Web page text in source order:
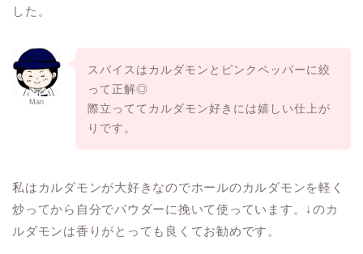
した。
Mari
スパイスはカルダモンとピンクペッパーに絞
って正解◎
際立っててカルダモン好きには嬉しい仕上が
りです。
私はカルダモンが大好きなのでホールのカルダモンを軽く
炒ってから自分でパウダーに挽いて使っています。↓のカ
ルダモンは香りがとっても良くてお勧めです。